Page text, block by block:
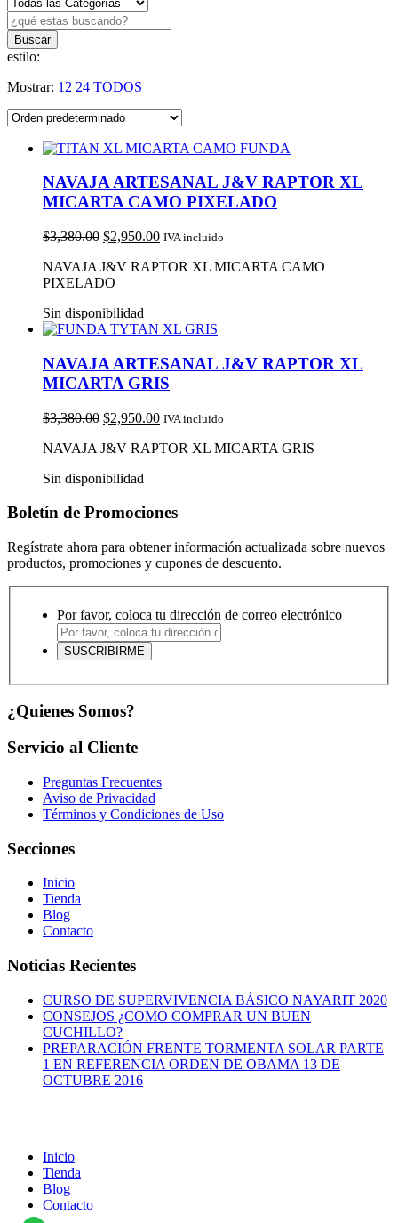
estilo:
Mostrar: 12 24 TODOS
NAVAJA ARTESANAL J&V RAPTOR XL
MICARTA CAMO PIXELADO
$3,380.00 $2,950.00 IVA incluido
NAVAJA J&V RAPTOR XL MICARTA CAMO
PIXELADO
Sin disponibilidad
NAVAJA ARTESANAL J&V RAPTOR XL
MICARTA GRIS
$3,380.00 $2,950.00 IVA incluido
NAVAJA J&V RAPTOR XL MICARTA GRIS
Sin disponibilidad
Boletín de Promociones
Regístrate ahora para obtener información actualizada sobre nuevos
productos, promociones y cupones de descuento.
Por favor, coloca tu dirección de correo electrónico
¿Quienes Somos?
Servicio al Cliente
Preguntas Frecuentes
Aviso de Privacidad
Términos y Condiciones de Uso
Secciones
Inicio
Tienda
Blog
Contacto
Noticias Recientes
CURSO DE SUPERVIVENCIA BÁSICO NAYARIT 2020
CONSEJOS ¿COMO COMPRAR UN BUEN
CUCHILLO?
PREPARACIÓN FRENTE TORMENTA SOLAR PARTE
1 EN REFERENCIA ORDEN DE OBAMA 13 DE
OCTUBRE 2016
Inicio
Tienda
Blog
Contacto